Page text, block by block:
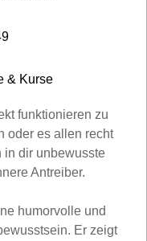
& Kurse
funktionieren zu
oder es allen recht
in dir unbewusste
Antreiber.
humorvolle und
Er zeigt